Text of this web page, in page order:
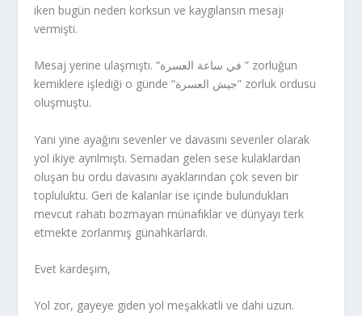
iken bugün neden korksun ve kaygılansın mesajı
vermişti.
Mesaj yerine ulaşmıştı. “في ساعة العسرة ” zorluğun
kemiklere işlediği o günde “جيش العسرة” zorluk ordusu
oluşmuştu.
Yani yine ayağını sevenler ve davasını sevenler olarak
yol ikiye ayrılmıştı. Semadan gelen sese kulaklardan
oluşan bu ordu davasını ayaklarından çok seven bir
topluluktu. Geri de kalanlar ise içinde bulundukları
mevcut rahatı bozmayan münafıklar ve dünyayı terk
etmekte zorlanmış günahkarlardı.
Evet kardeşim,
Yol zor, gayeye giden yol meşakkatli ve dahi uzun.